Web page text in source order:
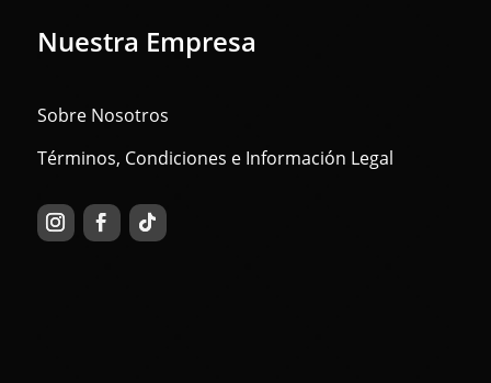
Nuestra Empresa
Sobre Nosotros
Términos, Condiciones e Información Legal